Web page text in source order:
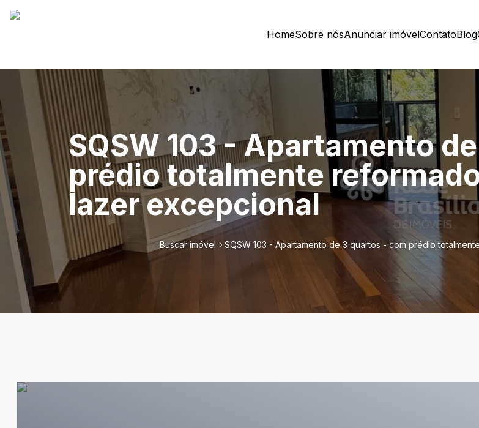
HomeSobre nósAnunciar imóvelContatoBlog
SQSW 103 - Apartamento
prédio totalmente
lazer excepcional
Buscar imóvel SQSW 103 - Apartamento de 3 quartos - com prédio